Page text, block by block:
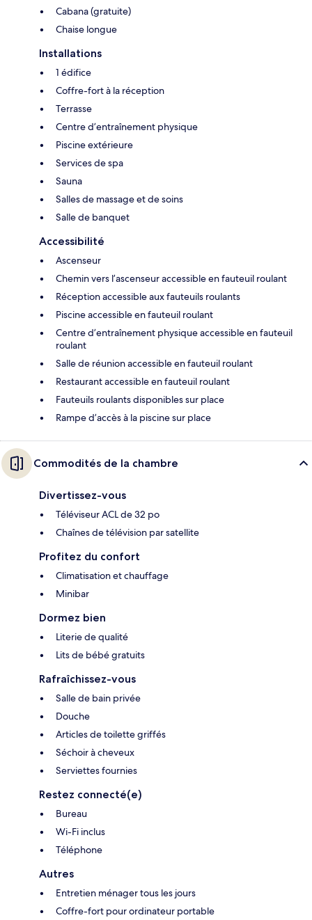
Cabana (gratuite)
Chaise longue
Installations
1 édifice
Coffre-fort à la réception
Terrasse
Centre d’entraînement physique
Piscine extérieure
Services de spa
Sauna
Salles de massage et de soins
Salle de banquet
Accessibilité
Ascenseur
Chemin vers l’ascenseur accessible en fauteuil roulant
Réception accessible aux fauteuils roulants
Piscine accessible en fauteuil roulant
Centre d’entraînement physique accessible en fauteuil
roulant
Salle de réunion accessible en fauteuil roulant
Restaurant accessible en fauteuil roulant
Fauteuils roulants disponibles sur place
Rampe d’accès à la piscine sur place
Commodités de la chambre
Divertissez-vous
Téléviseur ACL de 32 po
Chaînes de télévision par satellite
Profitez du confort
Climatisation et chauffage
Minibar
Dormez bien
Literie de qualité
Lits de bébé gratuits
Rafraîchissez-vous
Salle de bain privée
Douche
Articles de toilette griffés
Séchoir à cheveux
Serviettes fournies
Restez connecté(e)
Bureau
Wi-Fi inclus
Téléphone
Autres
Entretien ménager tous les jours
Coffre-fort pour ordinateur portable